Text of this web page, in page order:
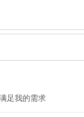
足我的需求